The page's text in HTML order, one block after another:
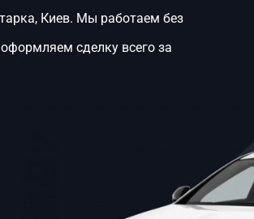
Киев. Мы работаем без
сделку всего за